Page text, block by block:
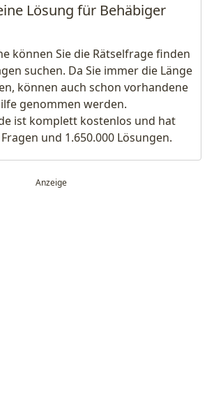
Lösung für Behäbiger
können Sie die Rätselfrage finden
suchen. Da Sie immer die Länge
können auch schon vorhandene
genommen werden.
ist komplett kostenlos und hat
und 1.650.000 Lösungen.